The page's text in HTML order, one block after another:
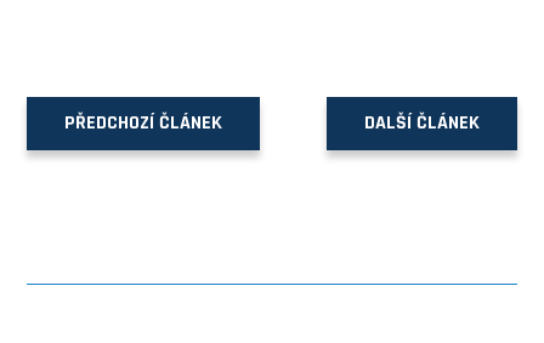
DALŠÍ ČLÁNEK
PŘEDCHOZÍ ČLÁNEK